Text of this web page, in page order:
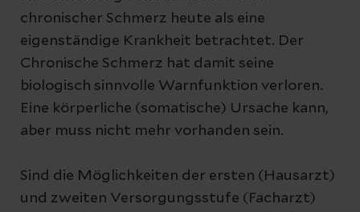
chronischer Schmerz heute als eine
eigenständige Krankheit betrachtet. Der
Chronische Schmerz hat damit seine
biologisch sinnvolle Warnfunktion verloren.
Eine körperliche (somatische) Ursache kann,
aber muss nicht mehr vorhanden sein.
Sind die Möglichkeiten der ersten (Hausarzt)
und zweiten Versorgungsstufe (Facharzt)